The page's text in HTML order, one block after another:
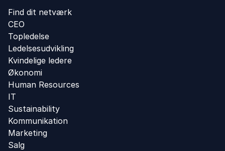
Find dit netværk
CEO
Topledelse
Ledelsesudvikling
Kvindelige ledere
Økonomi
Human Resources
IT
Sustainability
Kommunikation
Marketing
Salg